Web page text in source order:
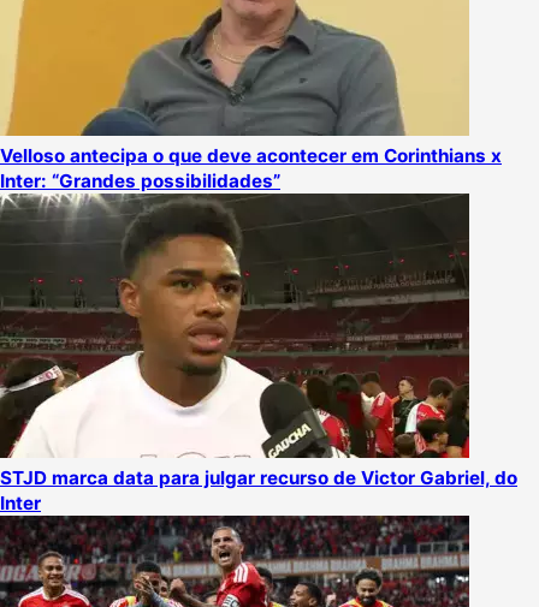
Velloso antecipa o que deve acontecer em Corinthians x
Inter: “Grandes possibilidades”
STJD marca data para julgar recurso de Victor Gabriel, do
Inter